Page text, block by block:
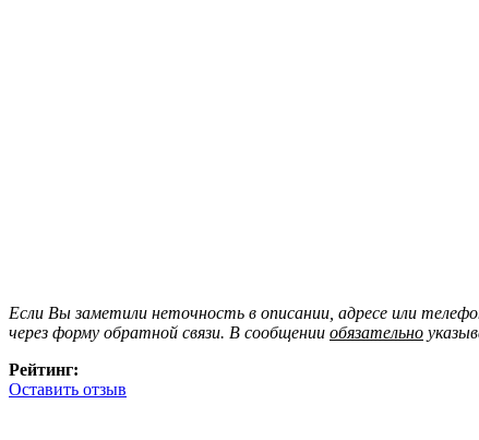
Если Вы заметили неточность в описании, адресе или
через форму обратной связи. В сообщении обязательно
Рейтинг:
Оставить отзыв